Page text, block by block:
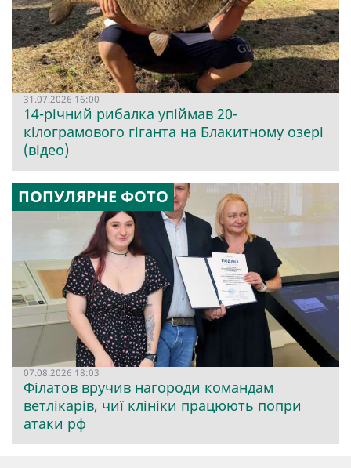
31.07.2026 16:00
14-річний рибалка упіймав 20-
кілограмового гіганта на Блакитному озері
(відео)
ПОПУЛЯРНЕ ФОТО
07.08.2026 18:03
Філатов вручив нагороди командам
ветлікарів, чиї клініки працюють попри
атаки рф